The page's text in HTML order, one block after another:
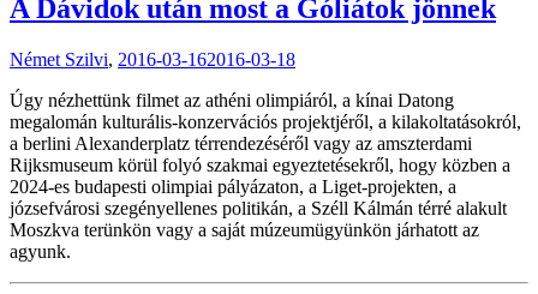
A Dávidok után most a Góliátok jönnek
Német Szilvi, 2016-03-162016-03-18
Úgy nézhettünk filmet az athéni olimpiáról, a kínai Datong
megalomán kulturális-konzervációs projektjéről, a kilakoltatásokról,
a berlini Alexanderplatz térrendezéséről vagy az amszterdami
Rijksmuseum körül folyó szakmai egyeztetésekről, hogy közben a
2024-es budapesti olimpiai pályázaton, a Liget-projekten, a
józsefvárosi szegényellenes politikán, a Széll Kálmán térré alakult
Moszkva terünkön vagy a saját múzeumügyünkön járhatott az
agyunk.